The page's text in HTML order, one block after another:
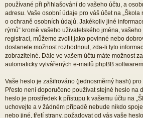
používané při přihlašování do vašeho účtu, a
adresu. Vaše osobní údaje pro váš účet na „Škola
o ochraně osobních údajů. Jakékoliv jiné
rýmů“ kromě vašeho uživatelského jména,
registraci, můžeme zvolit jako povinné nebo
dostanete možnost rozhodnout, zda-li tyto
zobrazitelné. Dále ve vašem účtu máte možnost
automaticky vytvářených e-mailů phpBB
Vaše heslo je zašifrováno (jednosměrný hash)
Přesto není doporučeno používat stejné heslo na
heslo je prostředek k přístupu k vašemu účtu na
uchovejte a v žádném případě nebude nikdo
nebo jiné, třetí strany, požadovat od vás vaše